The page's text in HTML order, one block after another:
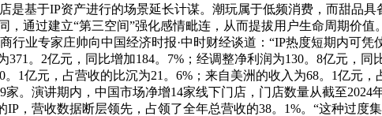
是基于IP资产进行的场景延长计谋。潮玩属于低频消费，而甜品
，通过建立“第三空间”强化感情毗连，从而提拔用户生命周期价
行业专家庄帅向中国经济时报·中时财经谈道：“IP热度短期内可
。2亿元，同比增加184。7%；经调整净利润为130。8亿元，
1亿元，占营收的比沉为21。6%；来自美洲的收入为68。1亿元
。演讲期内，中国市场净增14家线下门店，门店数量从截至2024
，营收数据断层领先，占领了全年总营收的38。1%。“这种过度